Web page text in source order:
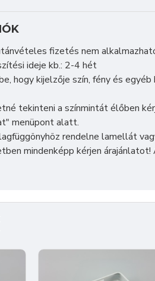
fizetés nem
ideje kb.: 2-4 hét
hogy kijelzője szín, fény és
tekinteni a színmintát élőben
menüpont alatt.
rendelne lamellát
mindenképp kérjen